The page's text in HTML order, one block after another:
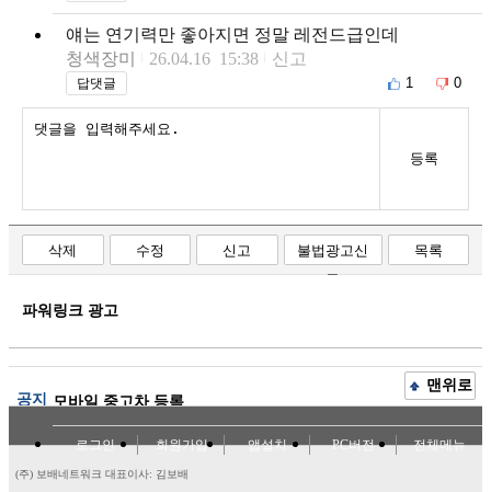
얘는 연기력만 좋아지면 정말 레전드급인데
청색장미
26.04.16 15:38 신고
답댓글 1 0
등록
삭제 수정 신고
불법광고신
고
목록
파워링크 광고
공지 모바일 중고차 등록
맨위로
로그인 회원가입 앱설치 PC버전 전체메뉴
(주) 보배네트워크 대표이사: 김보배